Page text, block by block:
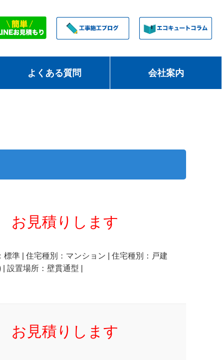
よくある質問 会社案内
お見積りします
準 | 住宅種別：マンション | 住宅種別：戸建
設置場所：壁貫通型 |
お見積りします